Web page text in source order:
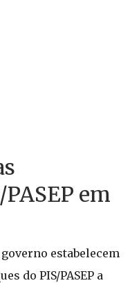
em
estabelecem
do PIS/PASEP a